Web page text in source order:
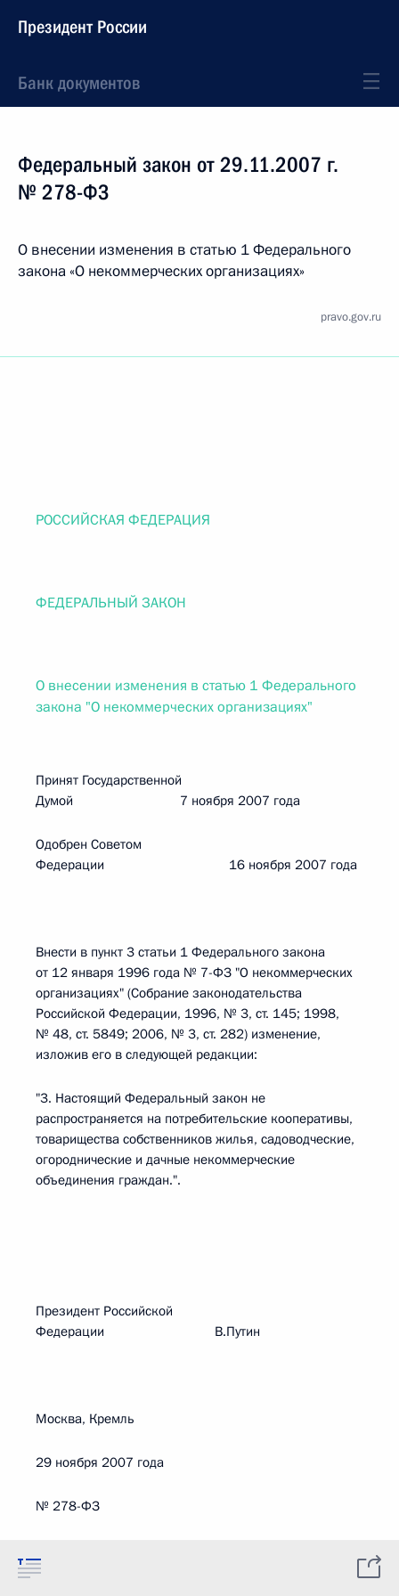
Президент России
Банк документов
Федеральный закон от 29.11.2007 г.
№ 278-ФЗ
О внесении изменения в статью 1 Федерального
закона «О некоммерческих организациях»
pravo.gov.ru
РОССИЙСКАЯ ФЕДЕРАЦИЯ
ФЕДЕРАЛЬНЫЙ ЗАКОН
О внесении изменения в статью 1 Федерального
закона "О некоммерческих организациях"
Принят Государственной
Думой 7 ноября 2007 года
Одобрен Советом
Федерации 16 ноября 2007 года
Внести в пункт 3 статьи 1 Федерального закона
от 12 января 1996 года № 7-ФЗ "О некоммерческих
организациях" (Собрание законодательства
Российской Федерации, 1996, № 3, ст. 145; 1998,
№ 48, ст. 5849; 2006, № 3, ст. 282) изменение,
изложив его в следующей редакции:
"3. Настоящий Федеральный закон не
распространяется на потребительские кооперативы,
товарищества собственников жилья, садоводческие,
огороднические и дачные некоммерческие
объединения граждан.".
Президент Российской
Федерации В.Путин
Москва, Кремль
29 ноября 2007 года
№ 278-ФЗ